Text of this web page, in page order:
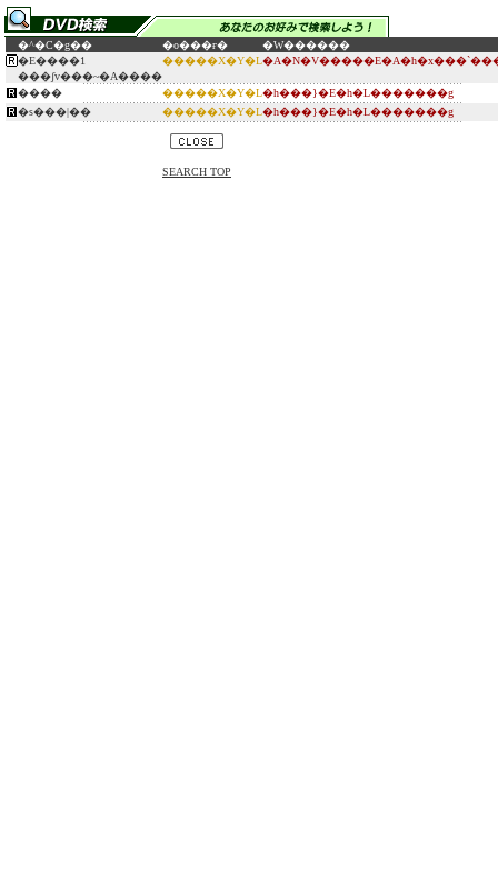
�^�C�g�� �o���ғ�
�W������
�E����1
���ʃv���~�A����
�����X�Y�L
���� �����X�Y�L�h���}�E�h�L�������g
�s���|��
�����X�Y�L�h���}�E�h�L�������g
SEARCH TOP